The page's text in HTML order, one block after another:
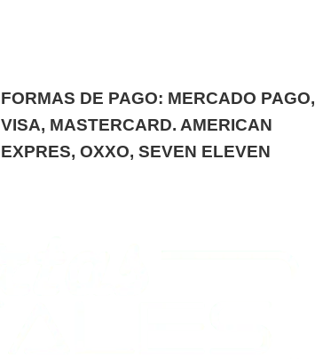
FORMAS DE PAGO: MERCADO PAGO,
VISA, MASTERCARD. AMERICAN
EXPRES, OXXO, SEVEN ELEVEN